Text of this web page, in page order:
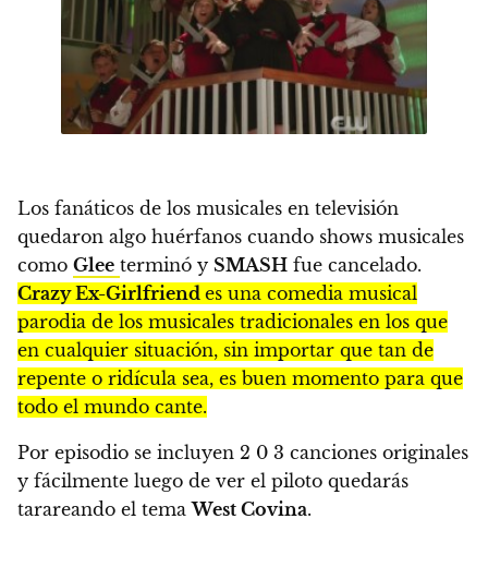
Los fanáticos de los musicales en televisión
quedaron algo huérfanos cuando shows musicales
como Glee terminó y SMASH fue cancelado.
Crazy Ex-Girlfriend es una comedia musical
parodia de los musicales tradicionales en los que
en cualquier situación, sin importar que tan de
repente o ridícula sea, es buen momento para que
todo el mundo cante.
Por episodio se incluyen 2 0 3 canciones originales
y fácilmente luego de ver el piloto quedarás
tarareando el temaWest Covina.